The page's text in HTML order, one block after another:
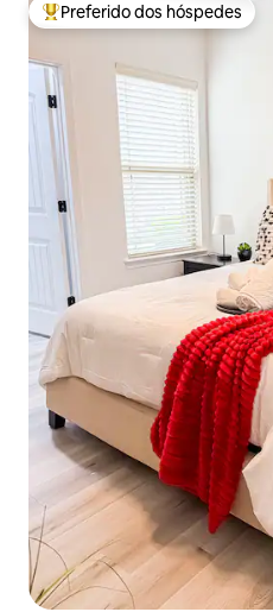
Entre os melhores preferidos
Preferido dos hóspedes